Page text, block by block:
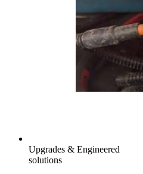
Upgrades & Engineered
solutions